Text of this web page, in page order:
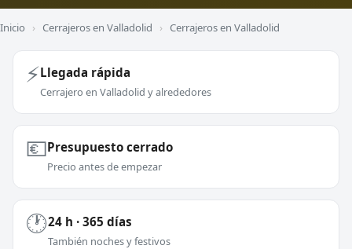
Inicio › Cerrajeros en Valladolid › Cerrajeros en Valladolid
⚡Llegada rápida
Cerrajero en Valladolid y alrededores
💶Presupuesto cerrado
Precio antes de empezar
🕐24 h · 365 días
También noches y festivos